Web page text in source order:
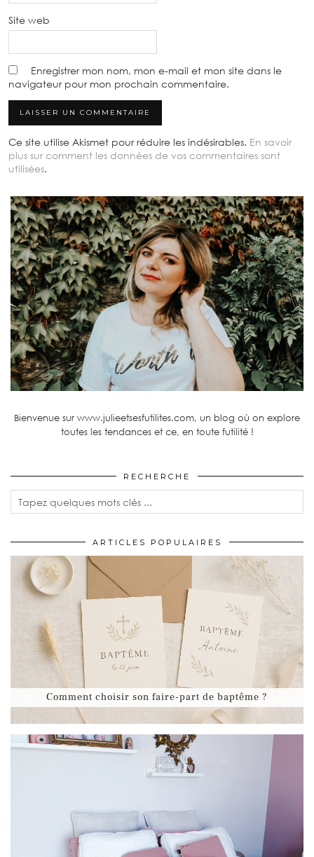
Site web
Enregistrer mon nom, mon e-mail et mon site dans le
navigateur pour mon prochain commentaire.
Ce site utilise Akismet pour réduire les indésirables. En savoir
plus sur comment les données de vos commentaires sont
utilisées.
Bienvenue sur www.julieetsesfutilites.com, un blog où on explore
toutes les tendances et ce, en toute futilité !
RECHERCHE
ARTICLES POPULAIRES
Comment choisir son faire-part de baptême ?